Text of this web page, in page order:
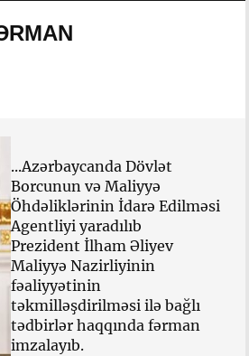
...Azərbaycanda Dövlət
Borcunun və Maliyyə
Öhdəliklərinin İdarə Edilməsi
Agentliyi yaradılıb
Prezident İlham Əliyev
Maliyyə Nazirliyinin
fəaliyyətinin
təkmilləşdirilməsi ilə bağlı
tədbirlər haqqında fərman
imzalayıb.